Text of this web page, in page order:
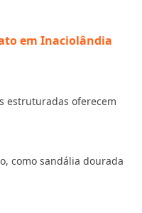
em Inaciolândia
estruturadas oferecem
como sandália dourada